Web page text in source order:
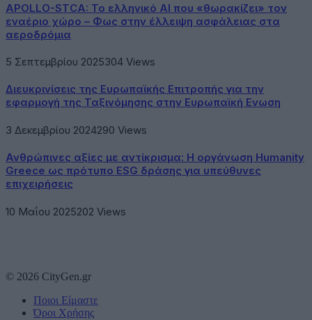
APOLLO-STCA: Το ελληνικό AI που «θωρακίζει» τον
εναέριο χώρο – Φως στην έλλειψη ασφάλειας στα
αεροδρόμια
5 Σεπτεμβρίου 2025304 Views
Διευκρινίσεις της Ευρωπαϊκής Επιτροπής για την
εφαρμογή της Ταξινόμησης στην Ευρωπαϊκή Ενωση
3 Δεκεμβρίου 2024290 Views
Ανθρώπινες αξίες με αντίκρισμα: Η οργάνωση Humanity
Greece ως πρότυπο ESG δράσης για υπεύθυνες
επιχειρήσεις
10 Μαΐου 2025202 Views
© 2026 CityGen.gr
Ποιοι Είμαστε
Όροι Χρήσης